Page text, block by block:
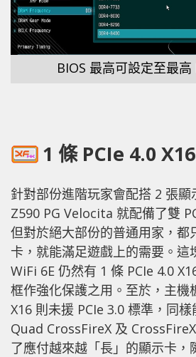
BIOS 最高可設定至最
1 條 PCIe 4.0
針對部份進階玩家會配搭 2 張
Z590 PG Velocita 就配備了雙
但對於絕大部份的普通用家，都
卡，就能滿足遊戲上的需要。
WiFi 6E 仍然有 1 條 PCIe 4.0
框作強化保護之用。至於，主機
X16 則未援 PCIe 3.0 標準，同
Quad CrossFireX 及
了應付越來越「長」的顯示卡，